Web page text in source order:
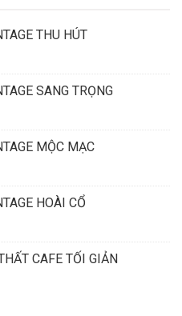
THU HÚT
SANG TRỌNG
MỘC MẠC
HOÀI CỔ
CAFE TỐI GIẢN